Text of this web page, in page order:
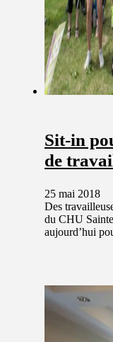
Sit-in
de
25 mai 2018
Des
du CHU
aujourd’hui